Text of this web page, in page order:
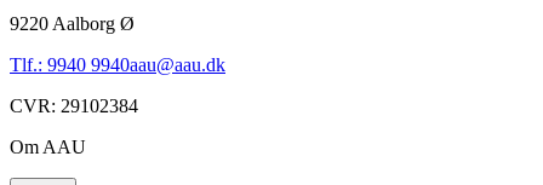
9220 Aalborg Ø
Tlf.: 9940 9940aau@aau.dk
CVR: 29102384
Om AAU